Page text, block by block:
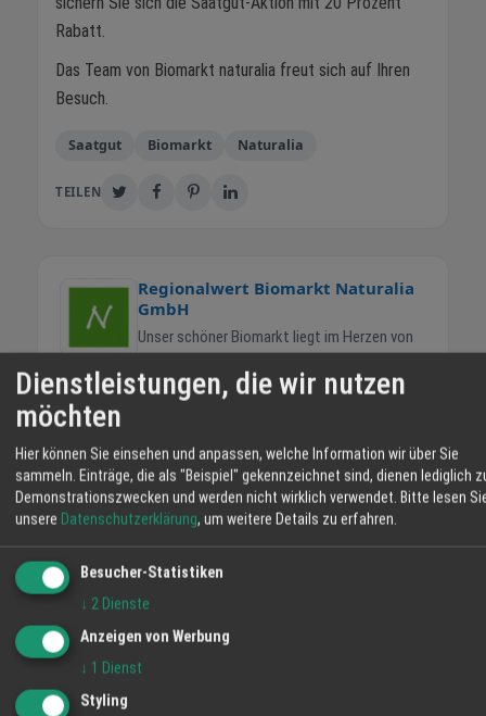
Rabatt.
Das Team von Biomarkt naturalia freut sich auf Ihren
Besuch.
Saatgut Biomarkt Naturalia
TEILEN
Regionalwert Biomarkt Naturalia
GmbH
Unser schöner Biomarkt liegt im Herzen von
Wir bieten Ihnen eine große Auswahl an
unseren landwirtschaftlichen Partnern hier
aus der Region. Dazu die wohl größte Bio-
Käsetheke der Ortenau und viele ausgesuchte
leckere vitale Snacks, Kaffee und Kuchen:
– bei schönem Wetter zum Genießen an
unseren Tischen im Hof. Auf Wunsch richten
wir Ihnen gerne individuelle Platten und
WEITERE NEWS
Adventstreff im Naturalia Biomarkt
News
Biomarkt
Nachhaltiges Geschirr von Tranquillo im
Dienstleistungen, die wir nutzen
möchten
Hier können Sie einsehen und anpassen, welche Information wir über Sie
sammeln. Einträge, die als "Beispiel" gekennzeichnet sind, dienen lediglich
Demonstrationszwecken und werden nicht wirklich verwendet. Bitte lesen
unsere Datenschutzerklärung, um weitere Details zu erfahren.
Besucher-Statistiken
↓ 2 Dienste
Anzeigen von Werbung
↓ 1 Dienst
Styling